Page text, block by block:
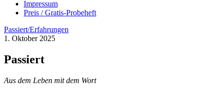
Impressum
Preis / Gratis-Probeheft
Passiert/Erfahrungen
1. Oktober 2025
Passiert
Aus dem Leben mit dem Wort